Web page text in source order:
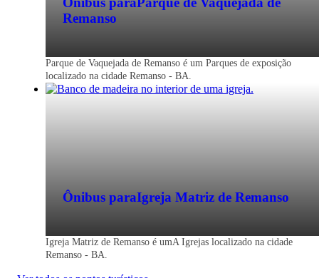
Remanso
Parque de Vaquejada de Remanso é um Parques de exposição
localizado na cidade Remanso - BA.
Ônibus paraIgreja Matriz de Remanso
Igreja Matriz de Remanso é umA Igrejas localizado na cidade
Remanso - BA.